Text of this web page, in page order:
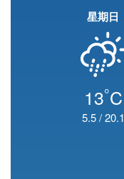
星期日
13°C
5.5/20.1